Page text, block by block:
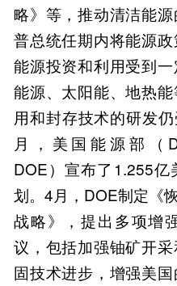
略》等，推动清洁能
普总统任期内将能源
能源投资和利用受到
能源、太阳能、地热
用和封存技术的研发
月，美国能源部（
DOE）宣布了1.255
划。4月，DOE制定《
战略》，提出多项增
议，包括加强铀矿开
固技术进步，增强美